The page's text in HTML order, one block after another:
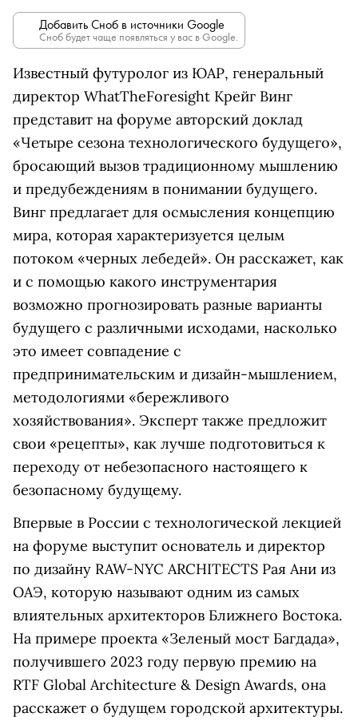
Добавить Сноб в источники Google
Сноб будет чаще появляться у вас в Google.
Известный футуролог из ЮАР, генеральный
директор WhatTheForesight Крейг Винг
представит на форуме авторский доклад
«Четыре сезона технологического будущего»,
бросающий вызов традиционному мышлению
и предубеждениям в понимании будущего.
Винг предлагает для осмысления концепцию
мира, которая характеризуется целым
потоком «черных лебедей». Он расскажет, как
и с помощью какого инструментария
возможно прогнозировать разные варианты
будущего с различными исходами, насколько
это имеет совпадение с
предпринимательским и дизайн-мышлением,
методологиями «бережливого
хозяйствования». Эксперт также предложит
свои «рецепты», как лучше подготовиться к
переходу от небезопасного настоящего к
безопасному будущему.
Впервые в России с технологической лекцией
на форуме выступит основатель и директор
по дизайну RAW-NYC ARCHITECTS Рая Ани из
ОАЭ, которую называют одним из самых
влиятельных архитекторов Ближнего Востока.
На примере проекта «Зеленый мост Багдада»,
получившего 2023 году первую премию на
RTF Global Architecture & Design Awards, она
расскажет о будущем городской архитектуры.